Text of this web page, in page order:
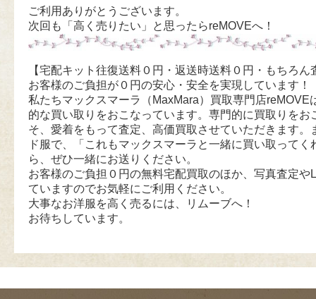
ご利用ありがとうございます。
次回も「高く売りたい」と思ったらreMOVEへ！
【宅配キット往復送料０円・返送時送料０円・もちろん
お客様のご負担が０円の安心・安全を実現しています！
私たちマックスマーラ（MaxMara）買取専門店reMOVE
的な買い取りをおこなっています。専門的に買取りをお
そ、愛着をもって査定、高価買取させていただきます。
ド服で、「これもマックスマーラと一緒に買い取ってく
ら、ぜひ一緒にお送りください。
お客様のご負担０円の無料宅配買取のほか、写真査定や
ていますのでお気軽にご利用ください。
大事なお洋服を高く売るには、リムーブへ！
お待ちしています。